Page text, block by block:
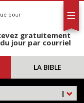
pour
gratuitement
jour par courriel
LA BIBLE
|